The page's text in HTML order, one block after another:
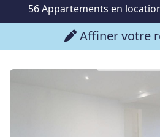
56 Appartements en
Affiner votre